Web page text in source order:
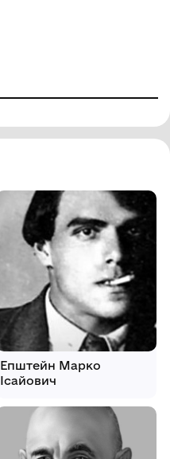
Епштейн Марко
Ісайович